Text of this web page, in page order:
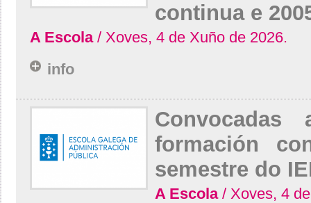
continua e
A Escola/ Xoves, 4 de Xuño de 2026.
info
Convocadas
formación
semestre do
A Escola/ Xoves, 4